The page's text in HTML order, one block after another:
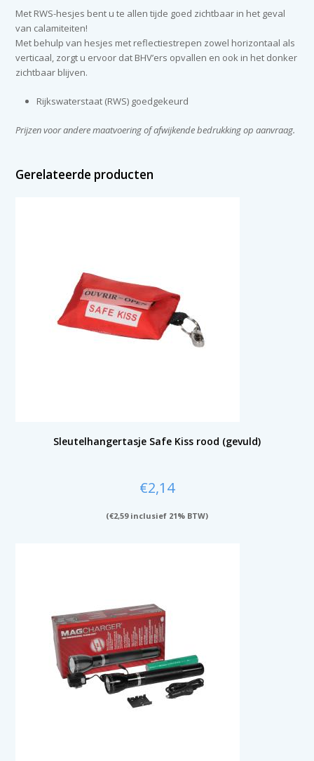
Met RWS-hesjes bent u te allen tijde goed zichtbaar in het geval
van calamiteiten!
Met behulp van hesjes met reflectiestrepen zowel horizontaal als
verticaal, zorgt u ervoor dat BHV’ers opvallen en ook in het donker
zichtbaar blijven.
Rijkswaterstaat (RWS) goedgekeurd
Prijzen voor andere maatvoering of afwijkende bedrukking op aanvraag.
Gerelateerde producten
Sleutelhangertasje Safe Kiss rood (gevuld)
€2,14
(€2,59inclusief 21% BTW)